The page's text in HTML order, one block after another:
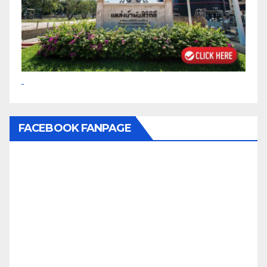
FACEBOOK FANPAGE